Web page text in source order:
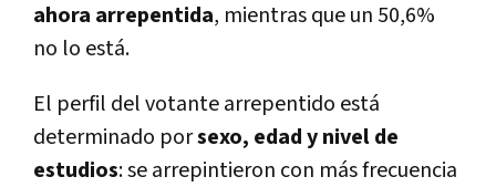
ahora arrepentida, mientras que un 50,6%
no lo está.
El perfil del votante arrepentido está
determinado porsexo, edad y nivel de
estudios: se arrepintieron con más frecuencia